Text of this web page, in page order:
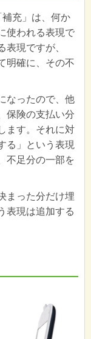
充」は、何か
使われる表現で
現ですが、
明確に、その不
なったので、他
保険の支払い分
ます。それに対
る」という表現
不足分の一部を
まった分だけ埋
表現は追加する